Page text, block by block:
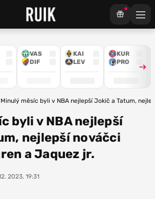
VAS
DIF
KAI
LEV
KUR
PRO
Minulý měsíc byli v NBA nejlepší Jokič a Tatum,
byli v NBA nejlepší
nejlepší nováčci
a Jaquez jr.
2023, 19:31